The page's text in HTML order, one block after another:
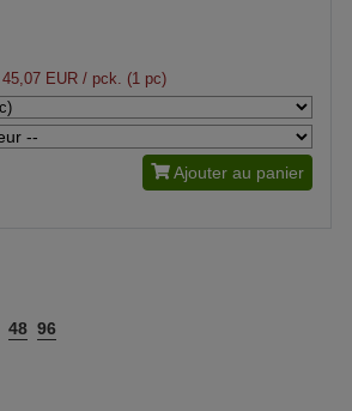
45,07 EUR/ pck. (1 pc)
Ajouter au panier
48 96